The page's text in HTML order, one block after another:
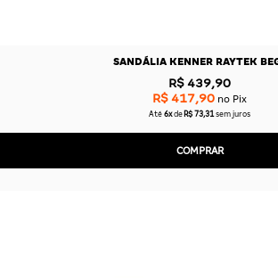
SANDÁLIA KENNER RAYTEK
R$ 439,90
R$ 417,90 no Pix
Até 6x de R$ 73,31sem juros
COMPRAR